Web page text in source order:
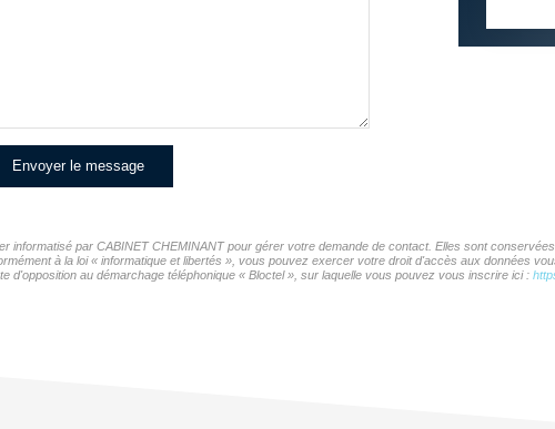
Envoyer le message
informatisé par CABINET CHEMINANT pour gérer votre demande de contact. Elles sont
à la loi « informatique et libertés », vous pouvez exercer votre droit d'accès aux données
au démarchage téléphonique « Bloctel », sur laquelle vous pouvez vous inscrire ici :